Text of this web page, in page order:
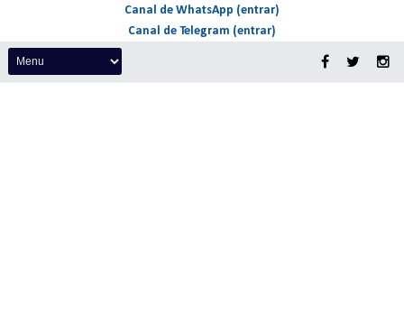
Canal de WhatsApp (entrar)
Canal de Telegram (entrar)